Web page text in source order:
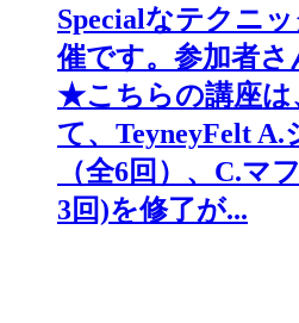
Specialなテクニ
催です。参加者さ
★こちらの講座は
て、TeyneyFelt
（全6回）、C.マ
3回)を修了が...